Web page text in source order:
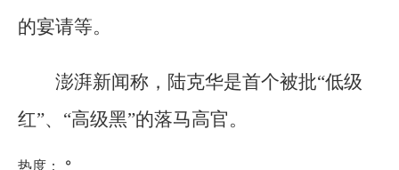
的宴请等。
澎湃新闻称，陆克华是首个被批“低级
红”、“高级黑”的落马高官。
热度： °